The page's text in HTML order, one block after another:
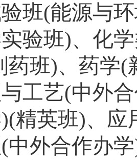
班(能源与
验班)、化
药班)、药学(
工艺(中外
)(精英班)、应
(中外合作办学